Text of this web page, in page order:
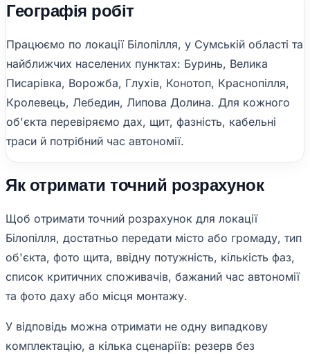
Географія робіт
Працюємо по локації Білопілля, у Сумській області та
найближчих населених пунктах: Буринь, Велика
Писарівка, Ворожба, Глухів, Конотоп, Краснопілля,
Кролевець, Лебедин, Липова Долина. Для кожного
об'єкта перевіряємо дах, щит, фазність, кабельні
траси й потрібний час автономії.
Як отримати точний розрахунок
Щоб отримати точний розрахунок для локації
Білопілля, достатньо передати місто або громаду, тип
об'єкта, фото щита, ввідну потужність, кількість фаз,
список критичних споживачів, бажаний час автономії
та фото даху або місця монтажу.
У відповідь можна отримати не одну випадкову
комплектацію, а кілька сценаріїв: резерв без